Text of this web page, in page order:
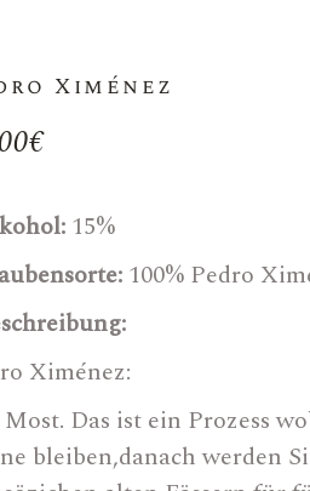
Ximénez
€
15%
100% Pedro
Ximénez:
Das ist ein Prozess
bleiben,danach werden